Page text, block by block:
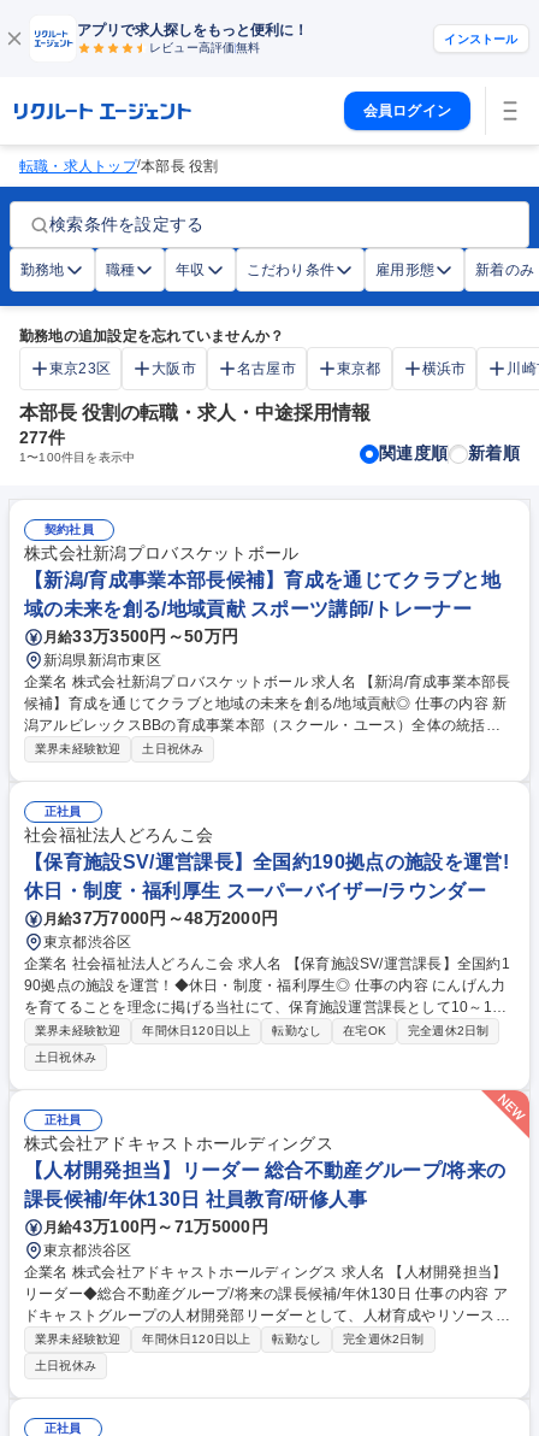
アプリで求人探しをもっと便利に！
レビュー高評価無料
インストール
会員ログイン
転職・求人トップ/本部長 役割
検索条件を設定する
勤務地 職種 年収 こだわり条件 雇用形態 新着のみ
勤務地の追加設定を忘れていませんか？
東京23区
大阪市 名古屋市 東京都 横浜市 川
本部長 役割の転職・求人・中途採用情報
277件
1〜100件目を表示中 関連度順 新着順
契約社員
株式会社新潟プロバスケットボール
【新潟/育成事業本部長候補】育成を通じてクラブと地
域の未来を創る/地域貢献 スポーツ講師/トレーナー
月給33万3500円～50万円
新潟県新潟市東区
企業名 株式会社新潟プロバスケットボール 求人名 【新潟/育成事業本部長
候補】育成を通じてクラブと地域の未来を創る/地域貢献◎ 仕事の内容 新
潟アルビレックスBBの育成事業本部（スクール・ユース）全体の統括を
お任せします。育成事業本部では、バスケットボールを通じて「競技力の
10～U18）の運営管理 ■コーチ・スタッフのマネジメント、育成・評価 ■
指導内容・育成方針の設計および品質管理 ■事業計画・予算管理、数値進
捗の把握 ■関係部門（トップチーム／フロント／地域・外部関係者）との
連携 ■新規カテゴリー（U18）立ち上げに関する企画・推進 ■育成現場の
状況把握および必要に応じた現場支援 など 募集職種 【新潟/育成事業本部
長候補】育成を通じてクラブと地域の未来を創る/地域貢献◎
業界未経験歓迎 土日祝休み
正社員
社会福祉法人どろんこ会
【保育施設SV/運営課長】全国約190拠点の施設を運営!
休日・制度・福利厚生 スーパーバイザー/ラウンダー
月給37万7000円～48万2000円
東京都渋谷区
企業名 社会福祉法人どろんこ会 求人名 【保育施設SV/運営課長】全国約1
90拠点の施設を運営！◆休日・制度・福利厚生◎ 仕事の内容 にんげん力
を育てることを理念に掲げる当社にて、保育施設運営課長として10～15
園程度の保育施設管理をお任せします。保育現場に出向き、担当施設のサ
ービス向上のための改善活動を推進していただきます。■年次予 算作成、
会員管理■現場の施設長と協力してスタッフ育成、保護者対応、入所率改
善提案、予算確認等■人員配置調整■自治体営業、対応他【1週間の業務】
4日は現場で業務。1日は本社勤務を想定。(例)午前中は実際に保育に携わ
り生の課題を調査。午後は保育スタッフとの面談実施【キャリア】経験を
積んで頂いた後は、新規事業立上げや本部長等へのステップアップも可能
です。 募集職種 【保育施設SV/運営課長】全国約190拠点の施設を運営！
◆休日・制度・福利厚生◎
業界未経験歓迎 年間休日120日以上 転勤なし 在宅OK
完全週休2日制
土日祝休み
正社員
株式会社アドキャストホールディングス
【人材開発担当】リーダー 総合不動産グループ/将来の
課長候補/年休130日 社員教育/研修人事
月給43万100円～71万5000円
東京都渋谷区
企業名 株式会社アドキャストホールディングス 求人名 【人材開発担当】
リーダー◆総合不動産グループ/将来の課長候補/年休130日 仕事の内容 ア
ドキャストグループの人材開発部リーダーとして、人材育成やリソースマ
ネジメントをお任せします。将来的には人材開発、労務管理、報酬設計、
人事制度の企画等、人事業務全般へ挑戦できる環境です。 ■人材育成・研
修プログラムの企画および運営 ■パフォーマンスマネジメント（評価・目
標管理、処遇決定等） ■リソースマネジメント（最適配置、異動プランの
策定） ■HRBPとして各部門の組織戦略・OJT支援 【当社について】アド
業界未経験歓迎 年間休日120日以上 転勤なし
完全週休2日制
土日祝休み
正社員